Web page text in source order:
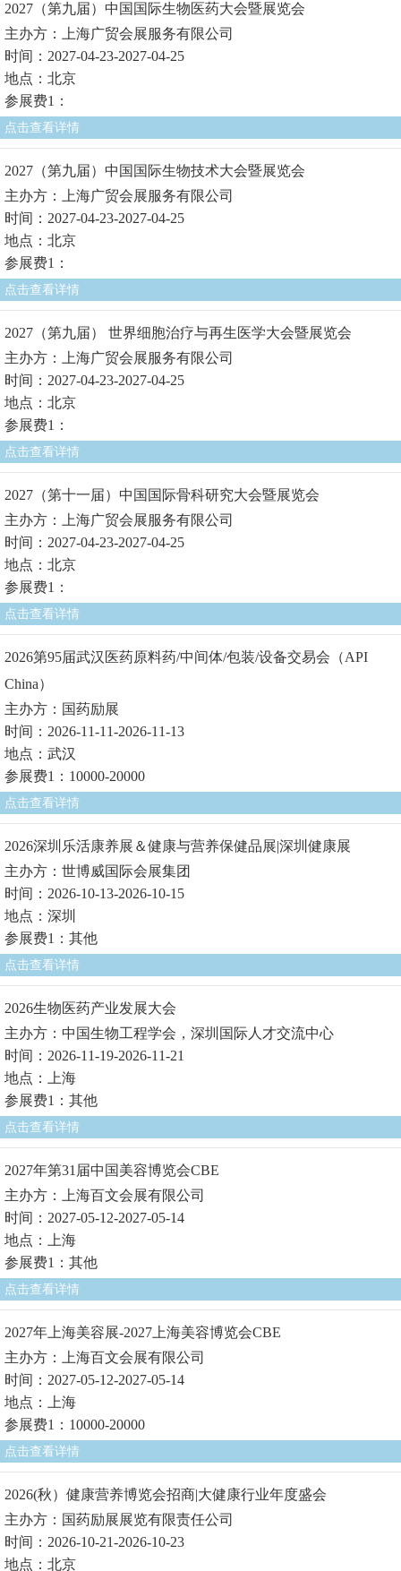
2027（第九届）中国国际生物医药大会暨展览会
主办方：上海广贸会展服务有限公司
时间：2027-04-23-2027-04-25
地点：北京
参展费1：
点击查看详情
2027（第九届）中国国际生物技术大会暨展览会
主办方：上海广贸会展服务有限公司
时间：2027-04-23-2027-04-25
地点：北京
参展费1：
点击查看详情
2027（第九届） 世界细胞治疗与再生医学大会暨展览会
主办方：上海广贸会展服务有限公司
时间：2027-04-23-2027-04-25
地点：北京
参展费1：
点击查看详情
2027（第十一届）中国国际骨科研究大会暨展览会
主办方：上海广贸会展服务有限公司
时间：2027-04-23-2027-04-25
地点：北京
参展费1：
点击查看详情
2026第95届武汉医药原料药/中间体/包装/设备交易会（API
China）
主办方：国药励展
时间：2026-11-11-2026-11-13
地点：武汉
参展费1：10000-20000
点击查看详情
2026深圳乐活康养展＆健康与营养保健品展|深圳健康展
主办方：世博威国际会展集团
时间：2026-10-13-2026-10-15
地点：深圳
参展费1：其他
点击查看详情
2026生物医药产业发展大会
主办方：中国生物工程学会，深圳国际人才交流中心
时间：2026-11-19-2026-11-21
地点：上海
参展费1：其他
点击查看详情
2027年第31届中国美容博览会CBE
主办方：上海百文会展有限公司
时间：2027-05-12-2027-05-14
地点：上海
参展费1：其他
点击查看详情
2027年上海美容展-2027上海美容博览会CBE
主办方：上海百文会展有限公司
时间：2027-05-12-2027-05-14
地点：上海
参展费1：10000-20000
点击查看详情
2026(秋）健康营养博览会招商|大健康行业年度盛会
主办方：国药励展展览有限责任公司
时间：2026-10-21-2026-10-23
地点：北京